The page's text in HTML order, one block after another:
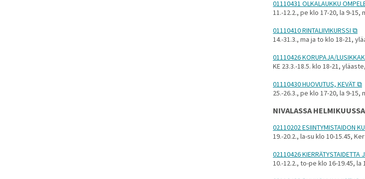
01110431 OLKALAUKKU
11.-12.2., pe klo 17-20, la 9-15,
01110410 RINTALIIVIKURSSI
14.-31.3., ma ja to klo 18-21,
01110426 KORUPAJA/
KE 23.3.-18.5. klo 18-21,
01110430 HUOVUTUS, KEVÄT
25.-26.3., pe klo 17-20, la 9-
NIVALASSA
02110202 ESIINTYMISTAIDON
19.-20.2., la-su klo 10-15.45,
02110426 KIERRÄTYSTAIDETTA
10.-12.2., to-pe klo 16-19.45,